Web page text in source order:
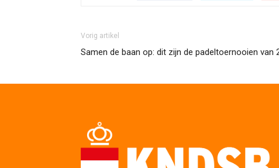
Vorig artikel
Samen de baan op: dit zijn de padeltoernooien van